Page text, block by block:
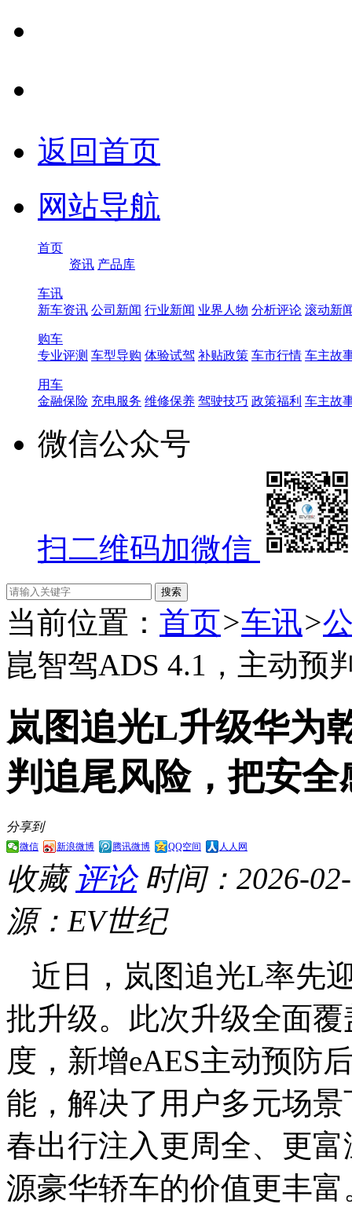
返回首页
网站导航
首页
资讯 产品库
车讯
新车资讯 公司新闻 行业新闻 业界人物 分析评论 滚动新
购车
专业评测 车型导购 体验试驾 补贴政策 车市行情 车主故
用车
金融保险 充电服务 维修保养 驾驶技巧 政策福利 车主故
微信公众号
扫二维码加微信
当前位置： 首页>车讯>
崑智驾ADS 4.1，主动预
岚图追光L升级华为
判追尾风险，把安全
分享到
微信 新浪微博 腾讯微博 QQ空间 人人网
收藏 评论 时间：2026-
源：EV世纪
近日，岚图追光L率先
批升级。此次升级全面
度，新增eAES主动预防
能，解决了用户多元场景
春出行注入更周全、更
源豪华轿车的价值更丰富